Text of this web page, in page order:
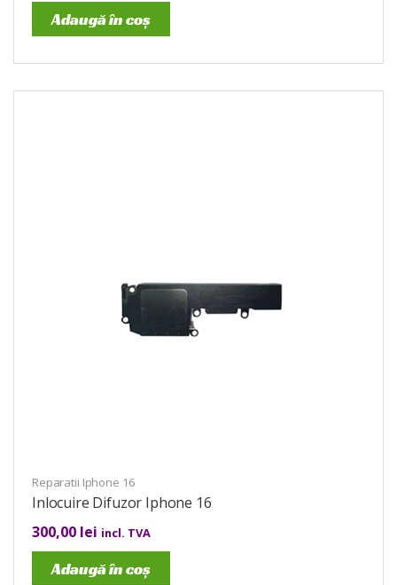
Adaugă în coș
Reparatii Iphone 16
Inlocuire Difuzor Iphone 16
300,00 lei incl. TVA
Adaugă în coș